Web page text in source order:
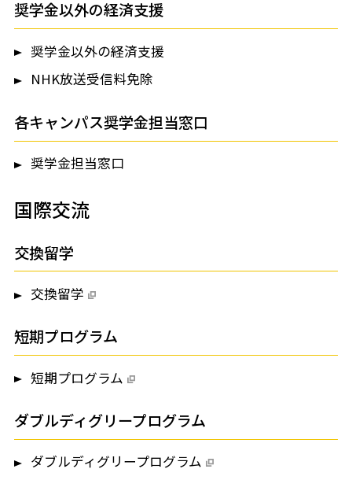
奨学金以外の経済支援
奨学金以外の経済支援
NHK放送受信料免除
各キャンパス奨学金担当窓口
奨学金担当窓口
国際交流
交換留学
交換留学
短期プログラム
短期プログラム
ダブルディグリープログラム
ダブルディグリープログラム